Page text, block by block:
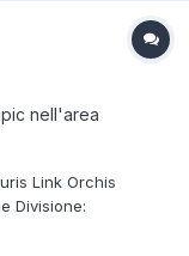
nell'area
Link Orchis
Divisione: